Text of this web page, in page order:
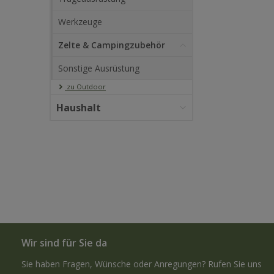
Werkzeuge
Zelte & Campingzubehör
Sonstige Ausrüstung
zu Outdoor
Haushalt
Wir sind für Sie da
Sie haben Fragen, Wünsche oder Anregungen? Rufen Sie uns